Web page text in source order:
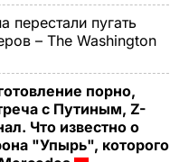
перестали пугать
– The Washington
порно,
с Путиным, Z-
Что известно о
"Упырь", которого